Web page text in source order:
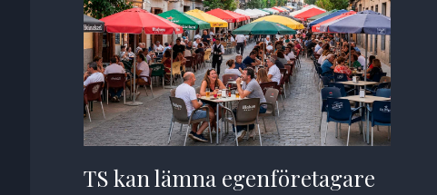
TS kan lämna egenföretagare